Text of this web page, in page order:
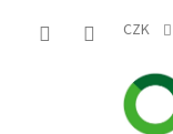
CZK